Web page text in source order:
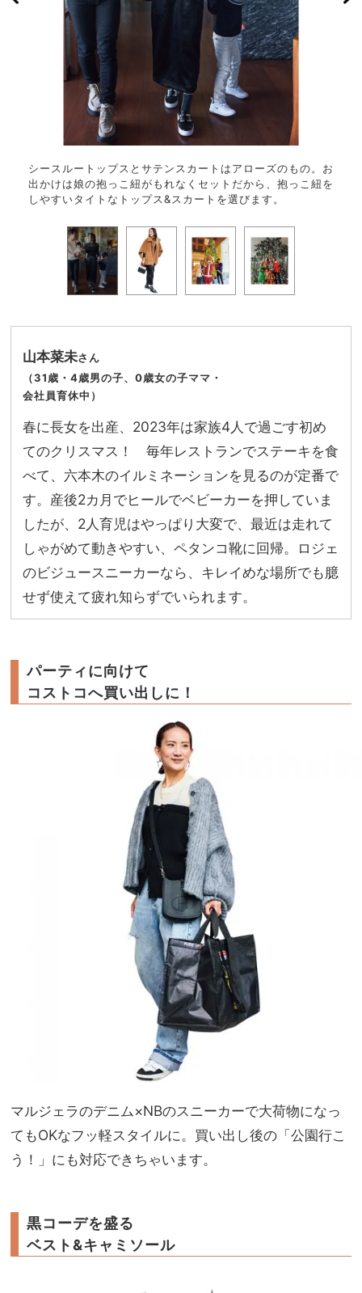
シースルートップスとサテンスカートはアローズのもの。お
出かけは娘の抱っこ紐がもれなくセットだから、抱っこ紐を
しやすいタイトなトップス&スカートを選びます。
山本菜未さん
（31歳・4歳男の子、0歳女の子ママ・
会社員育休中）
春に長女を出産、2023年は家族4人で過ごす初め
てのクリスマス！ 毎年レストランでステーキを食
べて、六本木のイルミネーションを見るのが定番で
す。産後2カ月でヒールでベビーカーを押していま
したが、2人育児はやっぱり大変で、最近は走れて
しゃがめて動きやすい、ペタンコ靴に回帰。ロジェ
のビジュースニーカーなら、キレイめな場所でも臆
せず使えて疲れ知らずでいられます。
パーティに向けて
コストコへ買い出しに！
マルジェラのデニム×NBのスニーカーで大荷物になっ
てもOKなフッ軽スタイルに。買い出し後の「公園行こ
う！」にも対応できちゃいます。
黒コーデを盛る
ベスト&キャミソール